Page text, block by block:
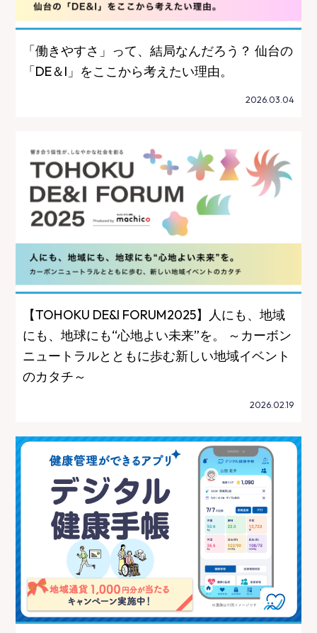
「働きやすさ」って、結局なんだろう？ 仙台の
「DE＆I」をここから考えたい理由。
2026.03.04
【TOHOKU DE&I FORUM2025】人にも、地域
にも、地球にも“心地よい未来”を。 ～カーボン
ニュートラルとともに歩む新しい地域イベント
のカタチ～
2026.02.19